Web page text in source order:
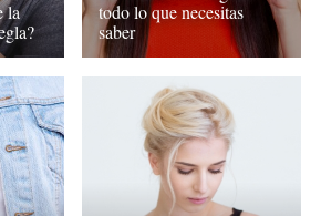
la
todo lo que necesitas
saber